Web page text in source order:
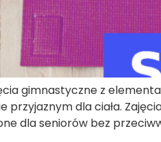
gimnastyczne z
przyjaznym dla ciała.
dla seniorów bez